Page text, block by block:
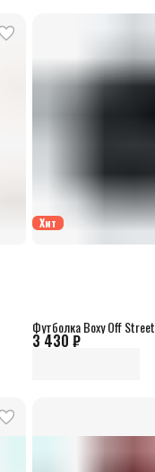
Хит
3 430 ₽
Футболка Boxy Off Street